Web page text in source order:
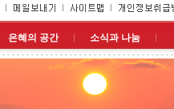
은혜의 공간 소식과 나눔